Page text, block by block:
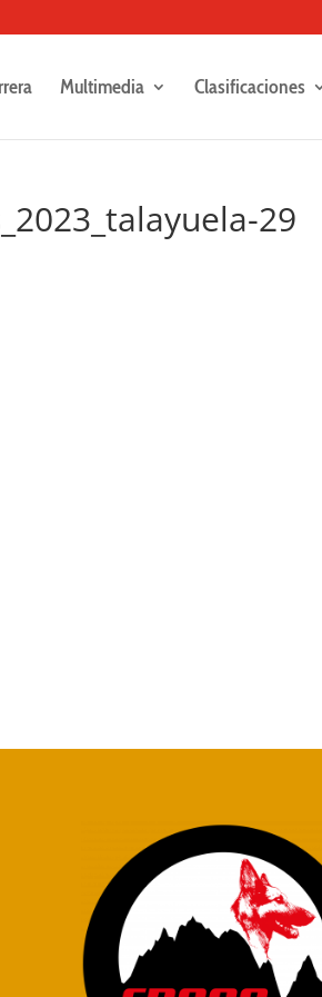
Multimedia Clasificaciones
29